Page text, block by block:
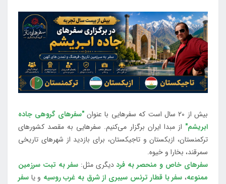
بیش از 20 سال است که سفرهایی با عنوان
"سفرهای گروهی جاده
ابریشم" از مبدا ایران برگزار می‌کنیم. سفرهایی به مقصد کشورهای
ترکمنستان، ازبکستان و تاجیکستان، برای بازدید از شهرهای تاریخی
سمرقند، بخارا و خیوه.
سفرهای خاص و منحصر به فرددیگری مثل:سفر به تبت سرزمین
ممنوعه، سفر با قطار ترنس سیبری از شرق به غرب روسیه و یا سفر